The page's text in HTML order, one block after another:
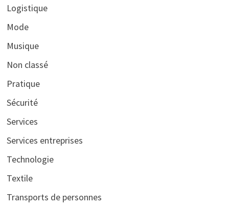
Logistique
Mode
Musique
Non classé
Pratique
Sécurité
Services
Services entreprises
Technologie
Textile
Transports de personnes